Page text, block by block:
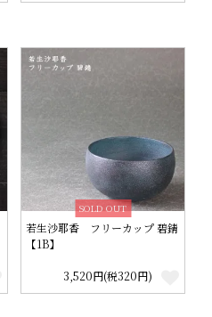
SOLD OUT
若生沙耶香 フリーカップ 碧錆
【1B】
3,520円(税320円)